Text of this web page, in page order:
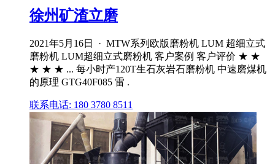
徐州矿渣立磨
2021年5月16日 · MTW系列欧版磨粉机 LUM 超细立式
磨粉机 LUM超细立式磨粉机 客户案例 客户评价 ★ ★
★ ★ ★ ... 每小时产120T生石灰岩石磨粉机 中速磨煤机
的原理 GTG40F085 雷 .
联系电话: 180 3780 8511